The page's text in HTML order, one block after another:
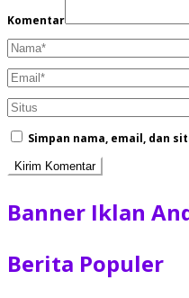
Komentar
Simpan nama, email, dan
Banner Iklan
Berita Populer